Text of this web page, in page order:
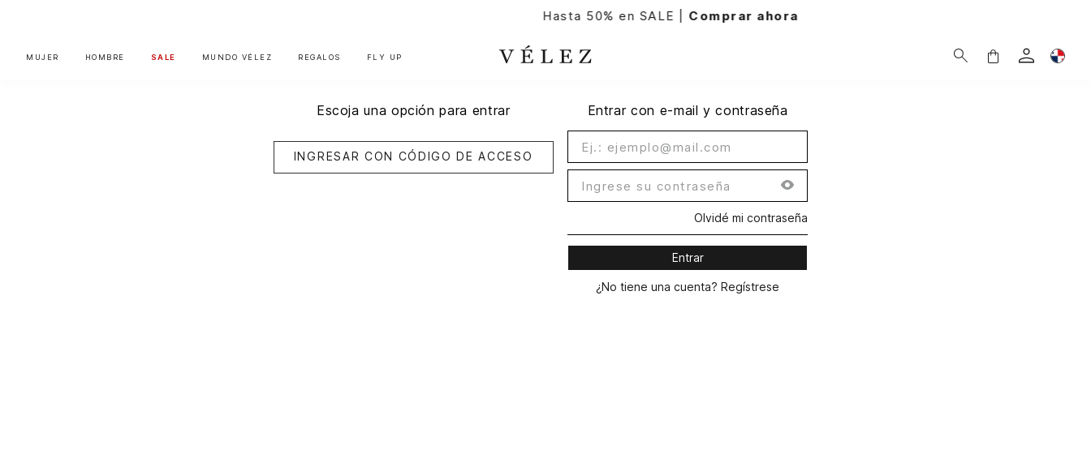
Hasta 50% en SALE |Comprar ahora
MUJER HOMBRE SALE MUNDO VÉLEZ REGALOS FLY UP
Escoja una opción para entrar Entrar con e-mail y contraseña
Olvidé mi contraseña
Entrar
¿No tiene una cuenta? Regístrese